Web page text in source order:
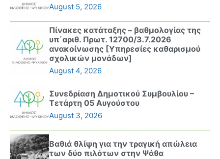
August 5, 2026
Πίνακες κατάταξης – βαθμολογίας της
υπ΄αριθ. Πρωτ. 12700/3.7.2026
ανακοίνωσης [Υπηρεσίες καθαρισμού
σχολικών μονάδων]
August 4, 2026
Συνεδρίαση Δημοτικού Συμβουλίου –
Τετάρτη 05 Αυγούστου
August 3, 2026
Βαθιά θλίψη για την τραγική απώλεια
των δύο πιλότων στην Ψάθα